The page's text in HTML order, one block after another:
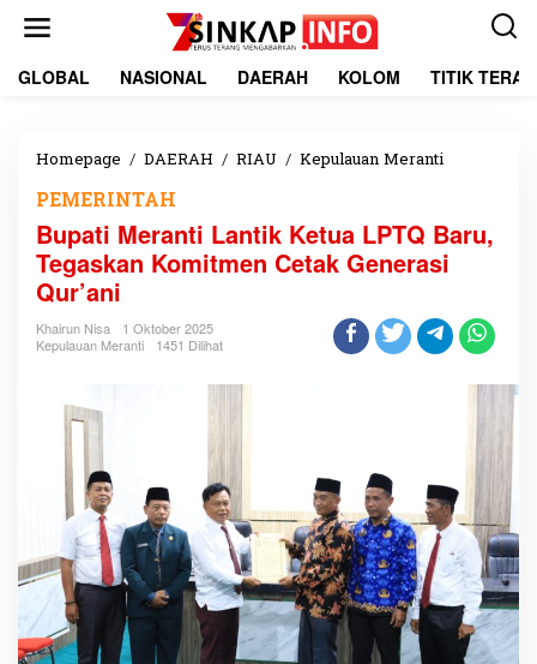
GLOBAL NASIONAL DAERAH KOLOM TITIK
Homepage / DAERAH / RIAU / Kepulauan Meranti
a
t
i
r
a
n
t
i
k
K
e
t
u
PEMERINTAH
Bupati Meranti Lantik Ketua LPTQ Baru,
Tegaskan Komitmen Cetak Generasi
Qur’ani
Khairun Nisa
1 Oktober 2025
Kepulauan Meranti
1451 Dilihat